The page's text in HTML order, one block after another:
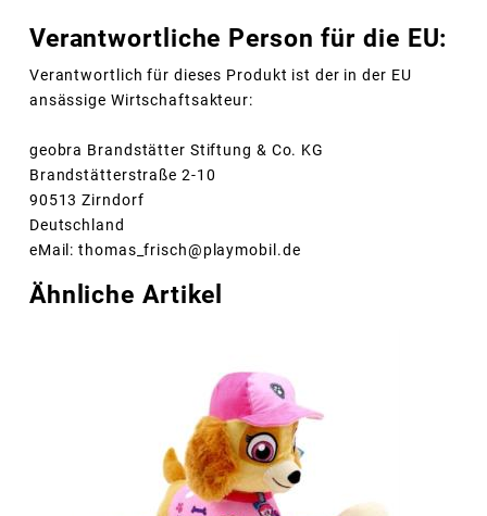
Verantwortliche Person für die EU:
Verantwortlich für dieses Produkt ist der in der EU
ansässige Wirtschaftsakteur:
geobra Brandstätter Stiftung & Co. KG
Brandstätterstraße 2-10
90513 Zirndorf
Deutschland
eMail: thomas_frisch@playmobil.de
Ähnliche Artikel